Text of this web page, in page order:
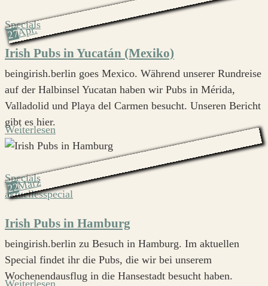
27Apr.
Specials
Irish Pubs in Yucatán (Mexiko)
beingirish.berlin goes Mexico. Während unserer Rundreise
auf der Halbinsel Yucatan haben wir Pubs in Mérida,
Valladolid und Playa del Carmen besucht. Unseren Bericht
gibt es hier.
Weiterlesen
22März
Specials
aktuellesspecial
Irish Pubs in Hamburg
beingirish.berlin zu Besuch in Hamburg. Im aktuellen
Special findet ihr die Pubs, die wir bei unserem
Wochenendausflug in die Hansestadt besucht haben.
Weiterlesen